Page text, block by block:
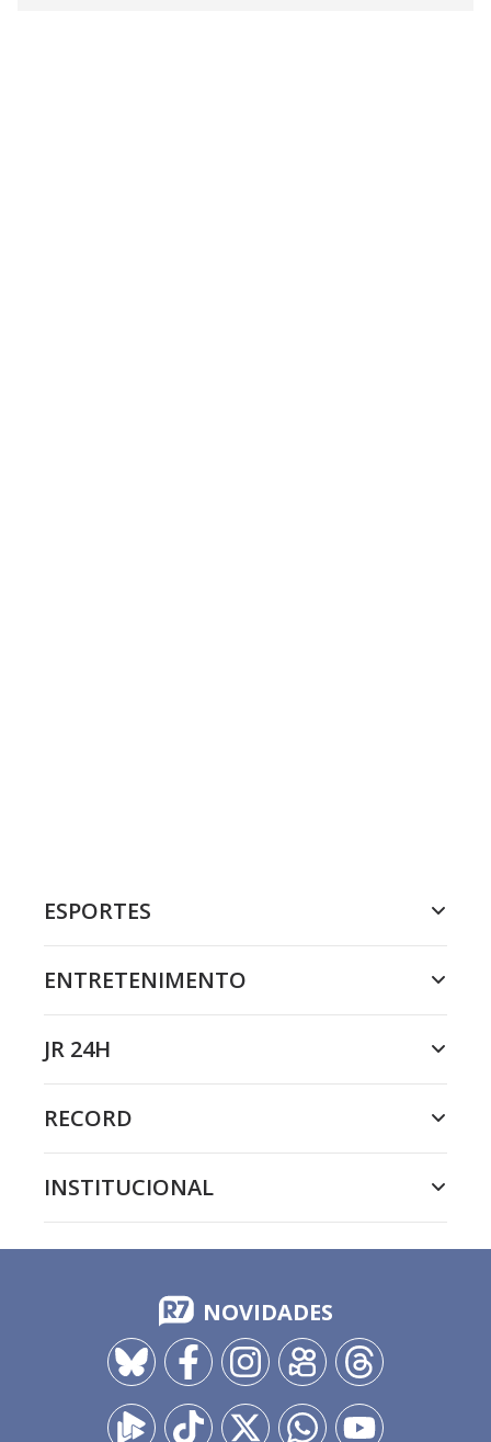
ESPORTES
ENTRETENIMENTO
JR 24H
RECORD
INSTITUCIONAL
NOVIDADES